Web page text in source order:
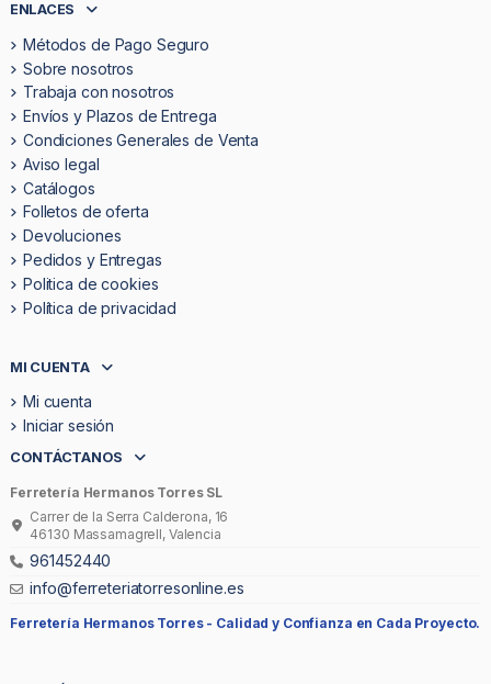
ENLACES
Métodos de Pago Seguro
Sobre nosotros
Trabaja con nosotros
Envíos y Plazos de Entrega
Condiciones Generales de Venta
Aviso legal
Catálogos
Folletos de oferta
Devoluciones
Pedidos y Entregas
Politica de cookies
Política de privacidad
MI CUENTA
Mi cuenta
Iniciar sesión
CONTÁCTANOS
Ferretería Hermanos Torres SL
Carrer de la Serra Calderona, 16
46130 Massamagrell, Valencia
961452440
info@ferreteriatorresonline.es
Ferretería Hermanos Torres - Calidad y Confianza en Cada Proyecto.